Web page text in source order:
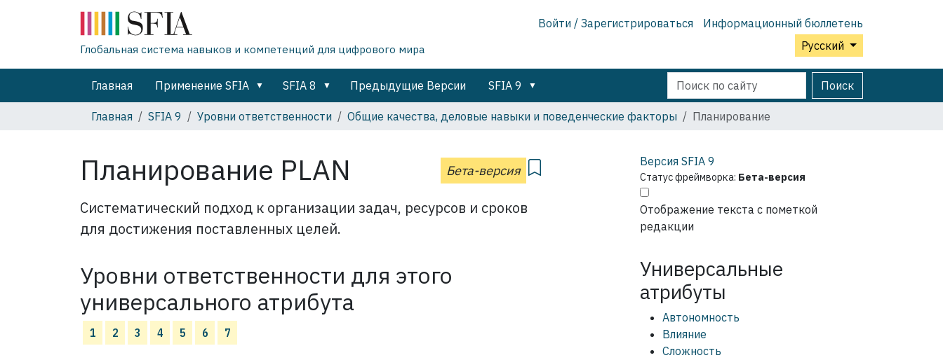
Войти / Зарегистрироваться
Информационный бюллетень
Русский
Глобальная система навыков и компетенций для цифрового мира
Главная Применение SFIA SFIA 8 Предыдущие Версии SFIA 9 Поиск Поиск
Расширенный
поиск
Главная
SFIA 9 Уровни ответственности Общие качества, деловые навыки и поведенческие факторы Планирование
Планирование PLAN Бета-версия
Систематический подход к организации задач, ресурсов и сроков
для достижения поставленных целей.
Уровни ответственности для этого
универсального атрибута
1 2 3 4 5 6 7
Версия SFIA 9
Статус фреймворка: Бета-версия
Отображение текста с пометкой
редакции
Универсальные
атрибуты
Автономность
Влияние
Сложность